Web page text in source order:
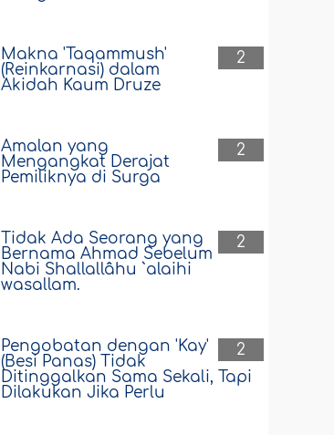
2
Makna 'Taqammush'
(Reinkarnasi) dalam
Akidah Kaum Druze
2
Amalan yang
Mengangkat Derajat
Pemiliknya di Surga
2
Tidak Ada Seorang yang
Bernama Ahmad Sebelum
Nabi Shallallâhu `alaihi
wasallam.
2
Pengobatan dengan 'Kay'
(Besi Panas) Tidak
Ditinggalkan Sama Sekali, Tapi
Dilakukan Jika Perlu